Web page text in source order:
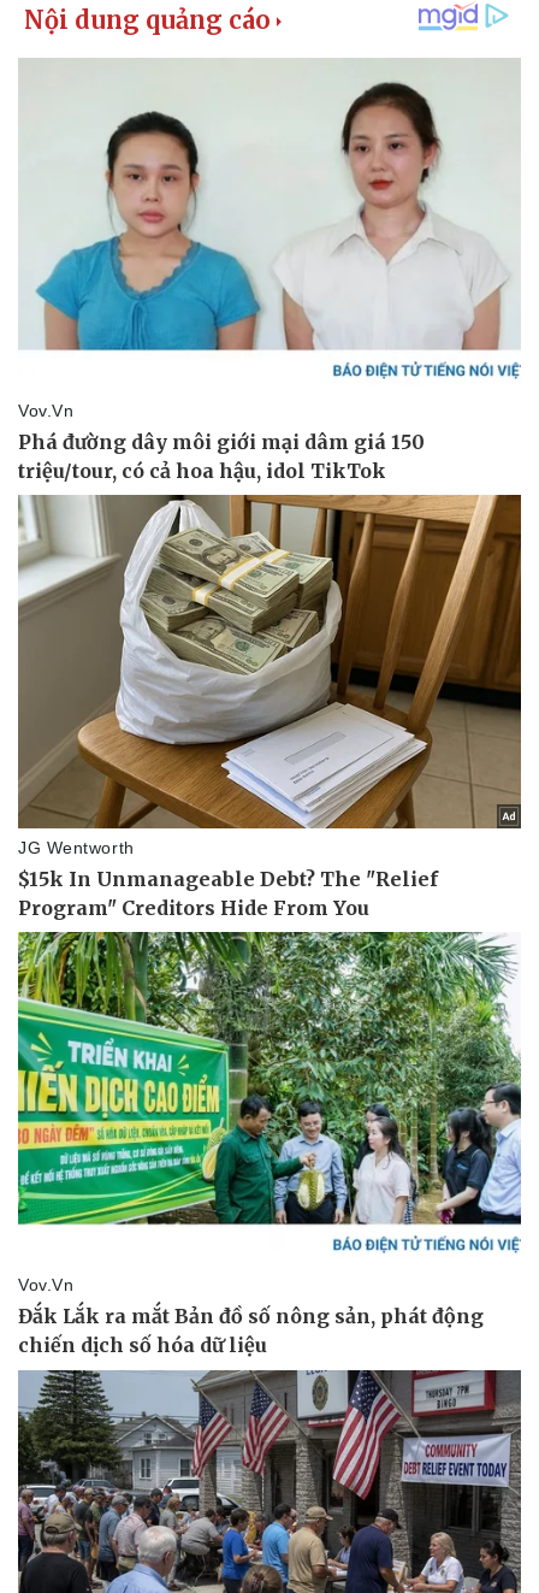
Thể thao
Bóng đá
Lịch thi đấu bóng đá
Thế giới thể thao
eSports
Ô tô
Xe máy
Tư vấn